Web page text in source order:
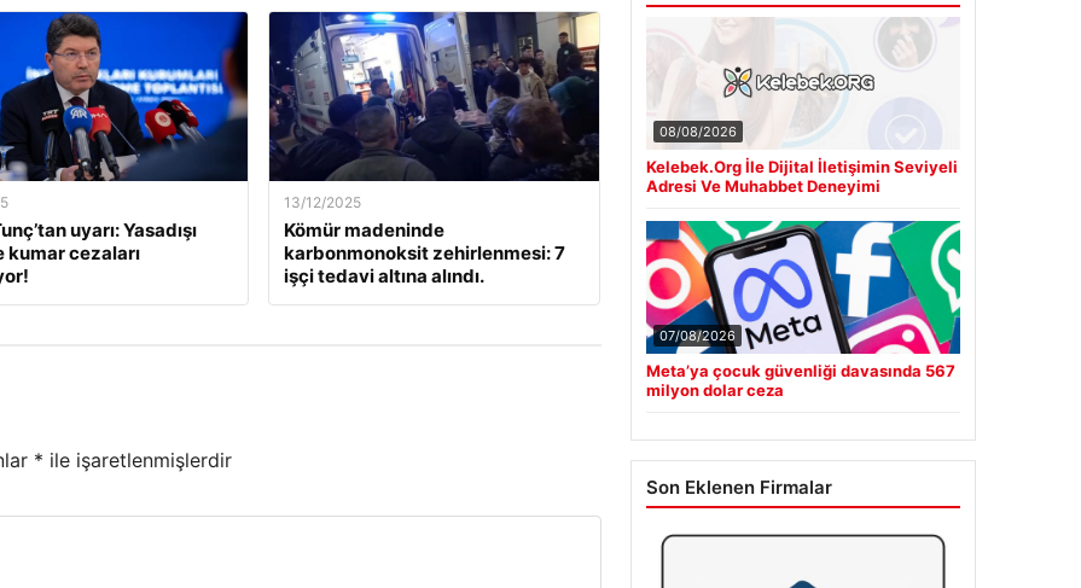
uyarı: Yasadışı
kumar cezaları
13/12/2025
Kömür madeninde
karbonmonoksit zehirlenmesi: 7
işçi tedavi altına alındı.
* ile işaretlenmişlerdir
08/08/2026
Kelebek.Org İle Dijital İletişimin Seviyeli
Adresi Ve Muhabbet Deneyimi
07/08/2026
Meta’ya çocuk güvenliği davasında 567
milyon dolar ceza
Son Eklenen Firmalar